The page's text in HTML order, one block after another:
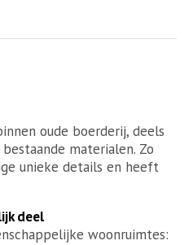
oude boerderij, deels
materialen. Zo
unieke details en heeft
deel
woonruimtes: